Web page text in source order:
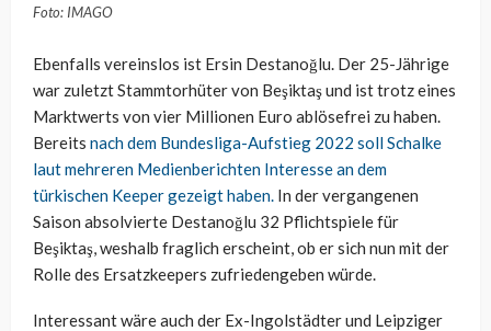
Foto: IMAGO
Ebenfalls vereinslos ist Ersin Destanoğlu. Der 25-Jährige
war zuletzt Stammtorhüter von Beşiktaş und ist trotz eines
Marktwerts von vier Millionen Euro ablösefrei zu haben.
Bereits nach dem Bundesliga-Aufstieg 2022 soll Schalke
laut mehreren Medienberichten Interesse an dem
türkischen Keeper gezeigt haben. In der vergangenen
Saison absolvierte Destanoğlu 32 Pflichtspiele für
Beşiktaş, weshalb fraglich erscheint, ob er sich nun mit der
Rolle des Ersatzkeepers zufriedengeben würde.
Interessant wäre auch der Ex-Ingolstädter und Leipziger